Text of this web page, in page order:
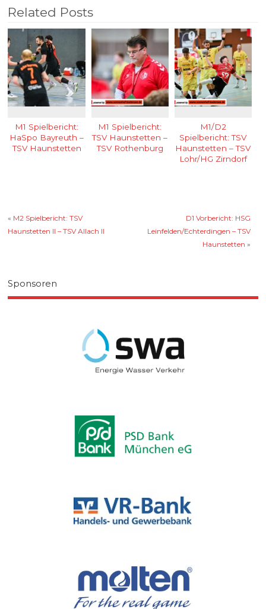
Related Posts
M1 Spielbericht:
HaSpo Bayreuth –
TSV Haunstetten
M1 Spielbericht:
TSV Haunstetten –
TSV Rothenburg
M1/D2
Spielbericht: TSV
Haunstetten – TSV
Lohr/HG Zirndorf
« M2 Spielbericht: TSV
Haunstetten II – TSV Allach II
D1 Vorbericht: HSG
Leinfelden/Echterdingen – TSV
Haunstetten »
Sponsoren